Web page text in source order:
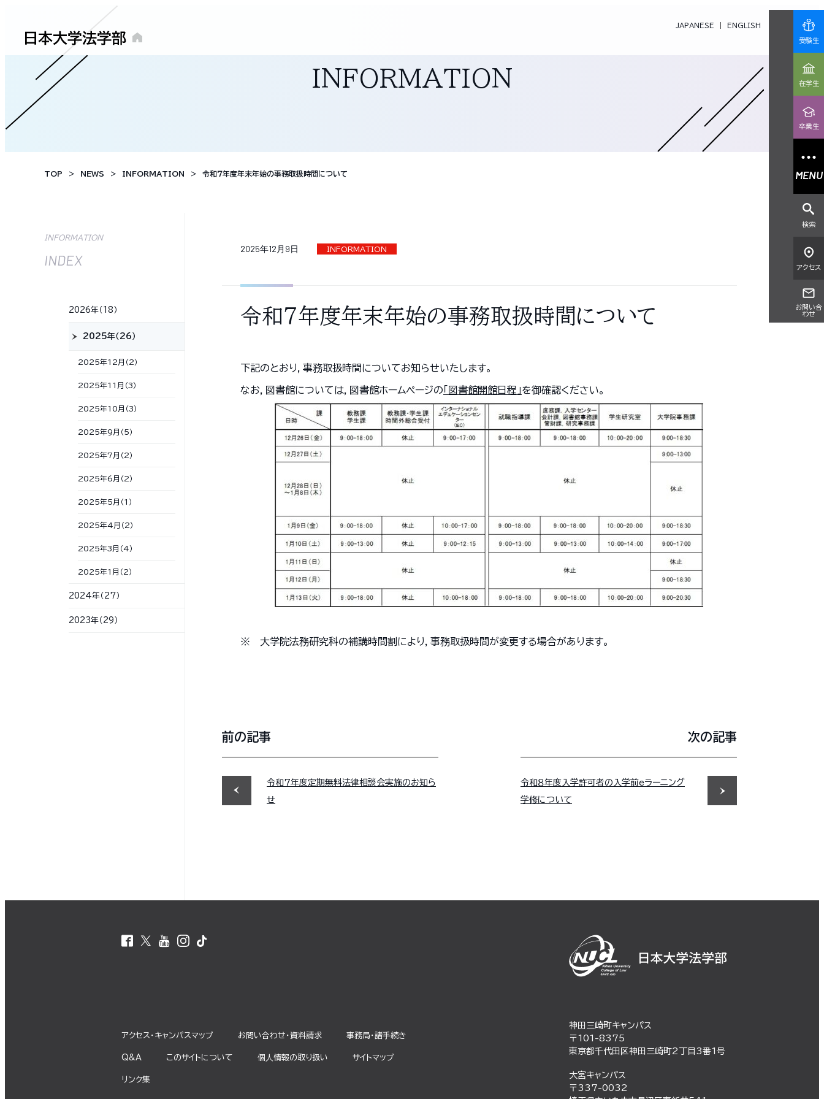
JAPANESE ENGLISH
受験生
在学生
卒業生
MENU
検索
アクセス
お問い合
わせ
INFORMATION
TOP NEWS INFORMATION 令和７年度年末年始の事務取扱時間について
2025年12月9日 INFORMATION
令和７年度年末年始の事務取扱時間について
下記のとおり，事務取扱時間についてお知らせいたします。
なお，図書館については，図書館ホームページの「図書館開館日程」を御確認ください。
※ 大学院法務研究科の補講時間割により，事務取扱時間が変更する場合があります。
前の記事
令和７年度定期無料法律相談会実施のお知ら
せ
次の記事
令和８年度入学許可者の入学前eラーニング
学修について
INFORMATION
INDEX
2026年（18）
2025年（26）
2025年12月（2）
2025年11月（3）
2025年10月（3）
2025年9月（5）
2025年7月（2）
2025年6月（2）
2025年5月（1）
2025年4月（2）
2025年3月（4）
2025年1月（2）
2024年（27）
2023年（29）
神田三崎町キャンパス
〒101-8375
東京都千代田区神田三崎町2丁目3番1号
大宮キャンパス
〒337-0032
アクセス・キャンパスマップ お問い合わせ・資料請求 事務局・諸⼿続き
Q&A このサイトについて 個⼈情報の取り扱い サイトマップ
リンク集